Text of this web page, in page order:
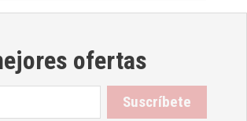
ofertas